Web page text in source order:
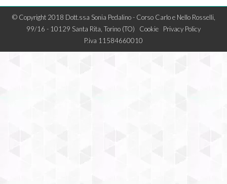
© Copyright 2018 Dott.ssa Sonia Pedalino - Corso Carlo e Nello Rosselli,
99/16 - 10129 Santa Rita, Torino (TO) Cookie
Privacy Policy
P.iva 11584660010